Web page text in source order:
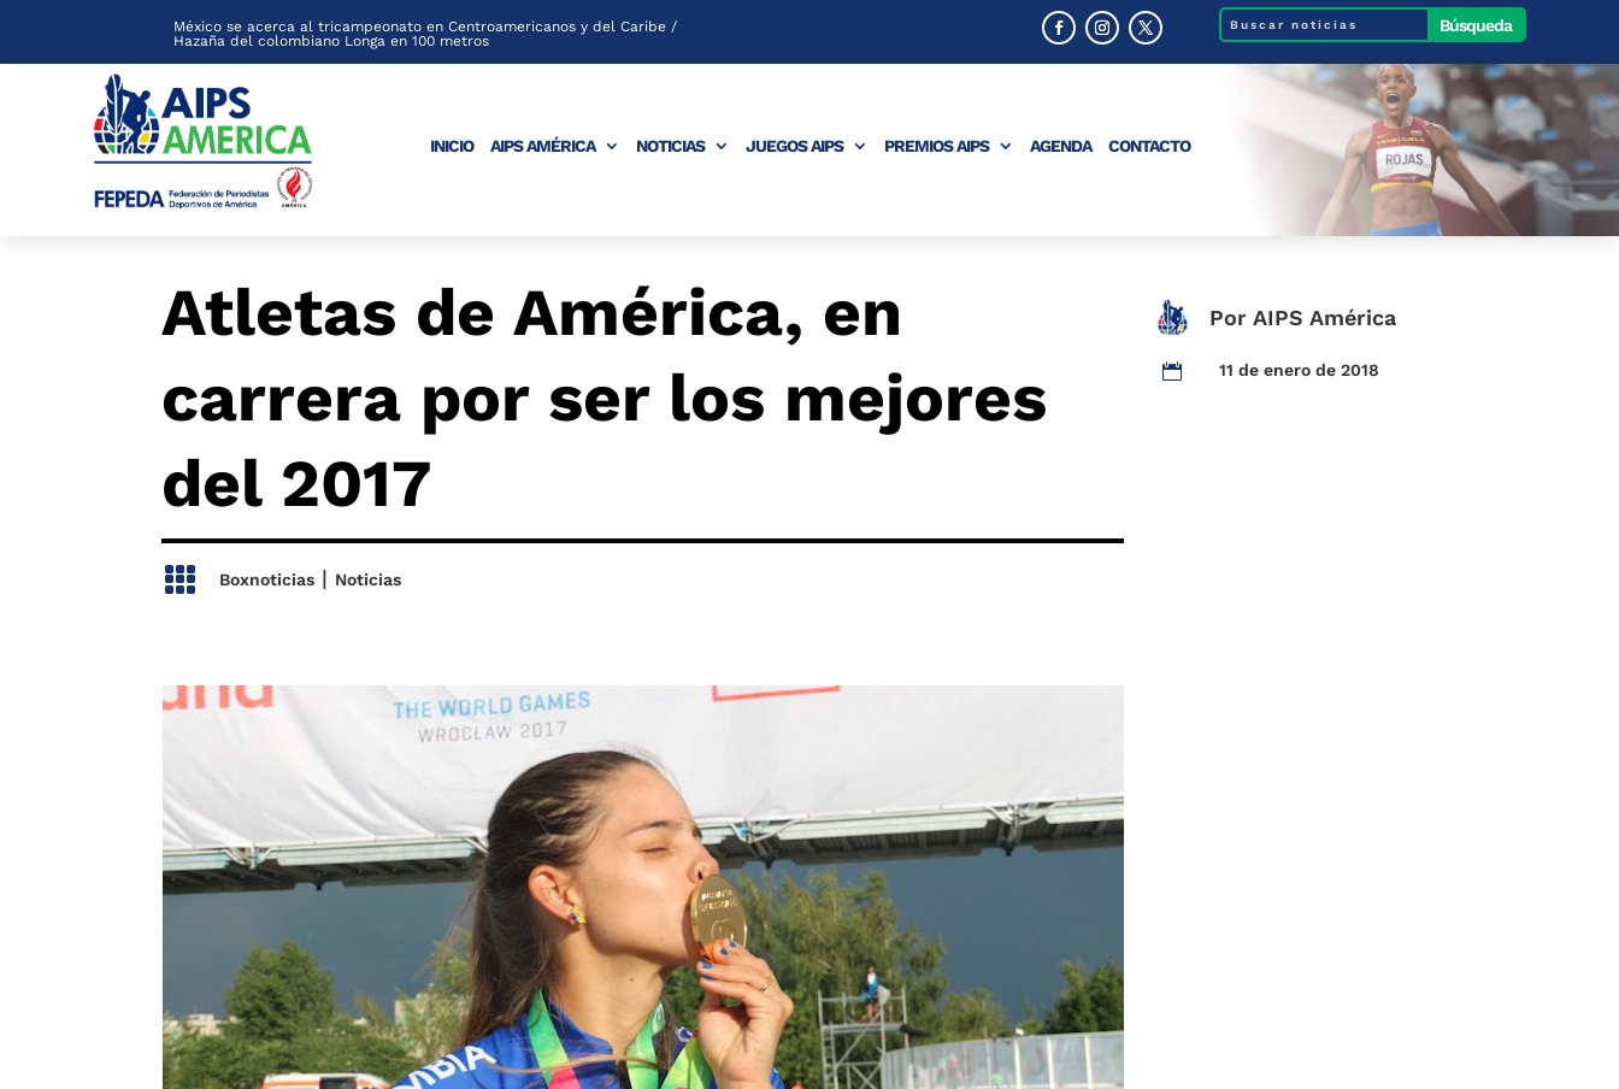
México se acerca al tricampeonato en Centroamericanos y del Caribe /
Hazaña del colombiano Longa en 100 metros
INICIO AIPS AMÉRICA NOTICIAS JUEGOS AIPS PREMIOS AIPS AGENDA CONTACTO
Atletas de América, en
carrera por ser los mejores
del 2017
 Boxnoticias| Noticias
Por AIPS América
 11 de enero de 2018